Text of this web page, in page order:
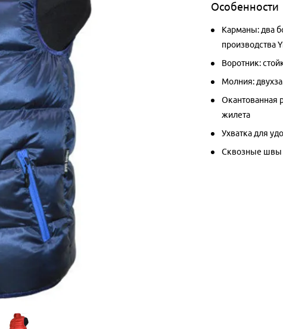
Особенности
Карманы: два
производства
Воротник:
Молния:
Окантованная
жилета
Ухватка для
Сквозные швы